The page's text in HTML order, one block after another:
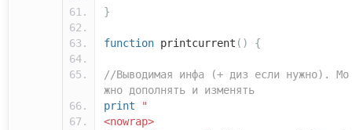
}
function printcurrent () {
//Выводимая инфа (+ диз если нужно). Мо
жно дополнять и изменять
print
"
<nowrap>